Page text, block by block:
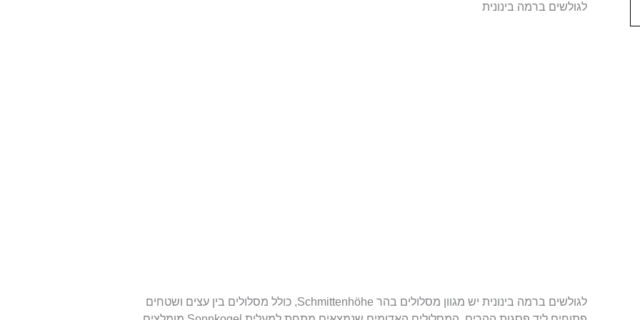
לגולשים ברמה בינונית
לגולשים ברמה בינונית יש מגוון מסלולים בהר Schmittenhöhe, כולל מסלולים בין עצים ושטחים